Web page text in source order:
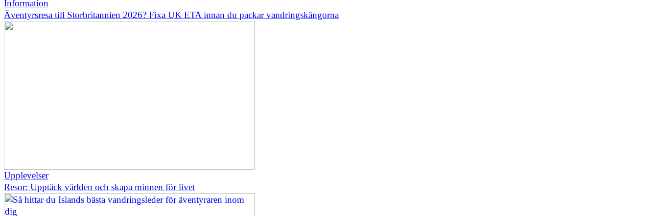
Information
Äventyrsresa till Storbritannien 2026? Fixa UK ETA innan du packar vandringskängorna
Upplevelser
Resor: Upptäck världen och skapa minnen för livet